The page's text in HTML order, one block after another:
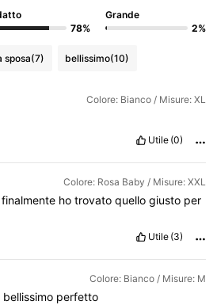
78%
Grande
2%
sposa(7) bellissimo(10)
Colore: Bianco / Misure: XL
Utile (0)
Colore: Rosa Baby / Misure: XXL
finalmente ho trovato quello giusto per
Utile (3)
Colore: Bianco / Misure: M
bellissimo perfetto